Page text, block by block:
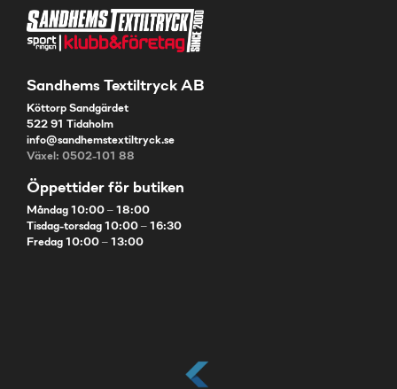
Sandhems Textiltryck AB
Köttorp Sandgärdet
522 91 Tidaholm
info@sandhemstextiltryck.se
Växel: 0502-101 88
Öppettider för butiken
Måndag 10:00 – 18:00
Tisdag-torsdag 10:00 – 16:30
Fredag 10:00 – 13:00